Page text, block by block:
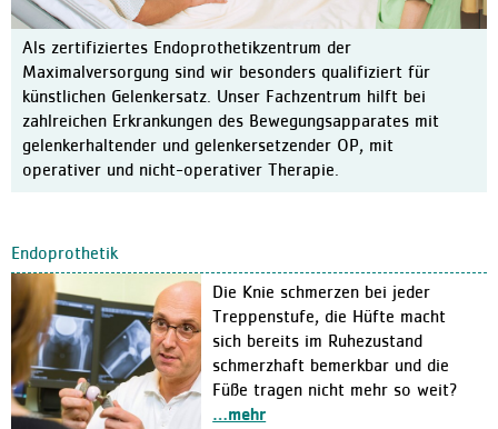
Als zertifiziertes Endoprothetikzentrum der
Maximalversorgung sind wir besonders qualifiziert für
künstlichen Gelenkersatz. Unser Fachzentrum hilft bei
zahlreichen Erkrankungen des Bewegungsapparates mit
gelenkerhaltender und gelenkersetzender OP, mit
operativer und nicht-operativer Therapie.
Endoprothetik
Die Knie schmerzen bei jeder
Treppenstufe, die Hüfte macht
sich bereits im Ruhezustand
schmerzhaft bemerkbar und die
Füße tragen nicht mehr so weit?
…mehr
Physiotherapie
Therapie-Mediathek
MVZ im Bremer Süden
Aufenthalt
Ablauf
Pflege und Betreuung
Entlassungsmanagement /
Erholung